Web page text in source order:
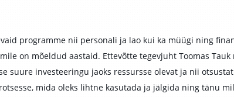
programme nii personali ja lao kui ka müügi ning
on mõeldud aastaid. Ettevõtte tegevjuht Toomas Tauk
suure investeeringu jaoks ressursse olevat ja nii
mida oleks lihtne kasutada ja jälgida ning tänu